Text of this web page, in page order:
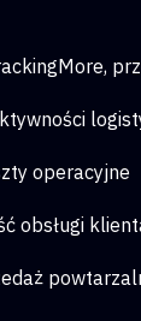
operacyjne
obsługi